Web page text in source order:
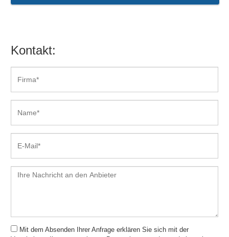
Dokumentation
Eintagestouren
eSignatur
Fahrzeugortung
Fakturierung
Fehlzeitenstatistik
Geo-Routing
Google-Maps-Integration
Grafische Disposition
Kontakt:
Mit dem Absenden Ihrer Anfrage erklären Sie sich mit der